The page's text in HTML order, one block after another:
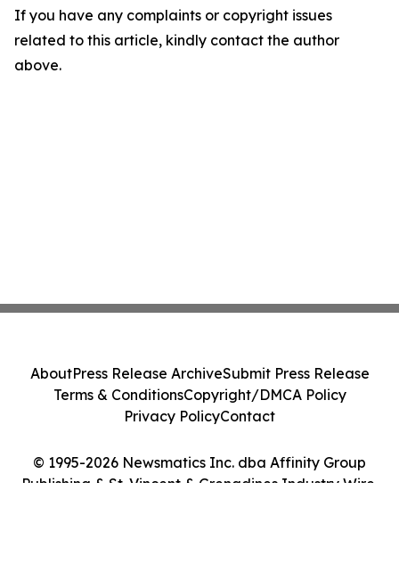
If you have any complaints or copyright issues
related to this article, kindly contact the author
above.
© 1995-2026 Newsmatics Inc. dba Affinity Group
Publishing & St. Vincent & Grenadines Industry Wire.
AboutPress Release ArchiveSubmit Press Release
Terms & ConditionsCopyright/DMCA Policy
Privacy PolicyContact